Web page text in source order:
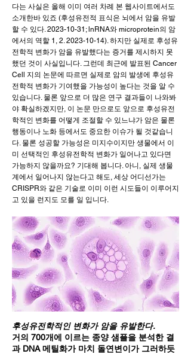
다는 사실은 올해 이미 여러 차례 본 웹사이트에서도
소개한바 있죠 (후성유전적 표식은 뇌에서 암을 유발
할 수 있다.2023-10-31 ; lnRNA와 microprotein의 암
에서의 역할 1, 2. 2023-10-14). 하지만 실제로 후성유
전학적 변화가 암을 유발했다는 증거를 제시하지 못
했던 것이 사실입니다. 그런데 최근에 발표된 Cancer
Cell 지의 논문에 따르면 실제로 암의 발생에 후성유
전학적 변화가 기여했을 가능성이 높다는 것을 알 수
있습니다. 물론 앞으로 더 많은 연구 결과들이 나와봐
야 확실하겠지만, 이 논문 만으로도 앞으로 후성유전
학적인 변화를 어떻게 조절할 수 있느냐가 암은 물론
행동이나 노화 등에서도 중요한 이슈가 될 것같습니
다. 물론 성공할 가능성은 미지수이지만 생물에서 이
미 선택적인 후성유전학적 변화가 일어나고 있다면
가능하지 않을까요? 기대해 봅니다. 아니, 실제 생물
계에서 일어나지 않는다고 해도, 세상 어디선가는
CRISPR와 같은 기술로 이미 이런 시도들이 이루어지
고 있을 런지도 모를 일 입니다.
후성유전학적인 변화가 암을 유발한다.
거의 700개에 이르는 종양 샘플을 분석한 결
과 DNA 메틸화가 마치 돌연변이가 그러하듯